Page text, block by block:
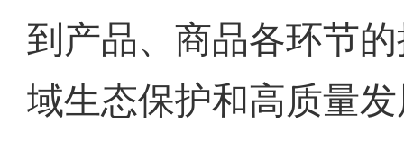
到产品、商品各环节
域生态保护和高质量